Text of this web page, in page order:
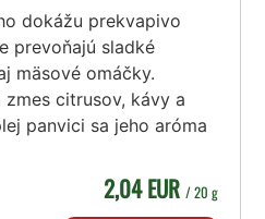
dokážu prekvapivo
prevoňajú sladké
mäsové omáčky.
citrusov, kávy a
panvici sa jeho aróma
2,04 EUR / 20 g